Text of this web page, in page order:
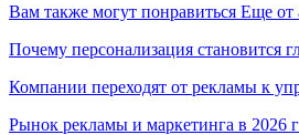
Вам также могут понравиться Еще от
Почему персонализация становится
Компании переходят от рекламы к
Рынок рекламы и маркетинга в 2026